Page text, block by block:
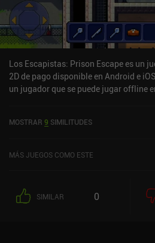
Los Escapistas: Prison Escape es un
2D de pago disponible en Android e
un jugador que se puede jugar offline
valoración actual de 4,1 sobre 5,0 en
MOSTRAR 9 SIMILITUDES
MÁS JUEGOS COMO ESTE
SIMILAR 0